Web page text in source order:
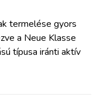
termelése gyors
a Neue Klasse
típusa iránti aktív